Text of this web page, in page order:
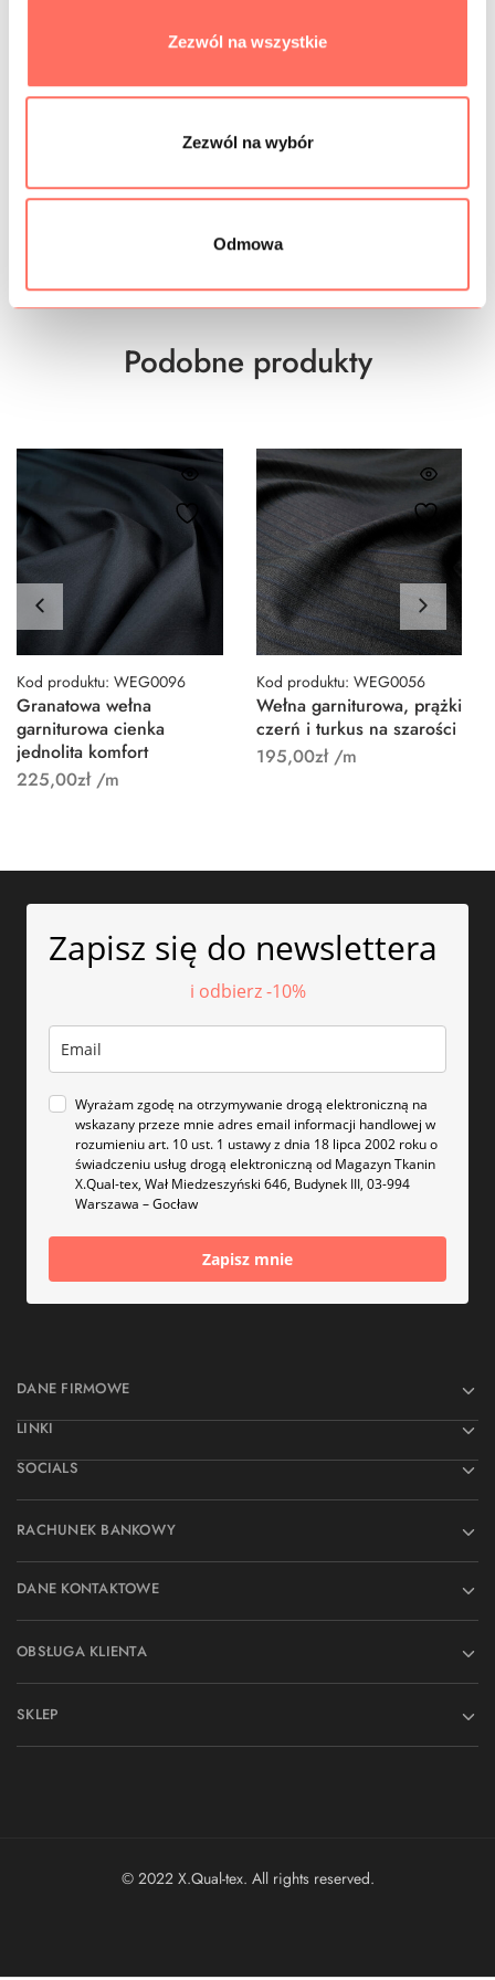
Zezwól na wszystkie
Zezwól na wybór
Odmowa
GRAMATURA
Podobne produkty
Kod produktu: WEG0096
Granatowa wełna
garniturowa cienka
jednolita komfort
225,00zł/m
Kod produktu: WEG0056
Wełna garniturowa, prążki
czerń i turkus na szarości
195,00zł/m
Zapisz się do newslettera
i odbierz -10%
Wyrażam zgodę na otrzymywanie drogą elektroniczną na
wskazany przeze mnie adres email informacji handlowej w
rozumieniu art. 10 ust. 1 ustawy z dnia 18 lipca 2002 roku o
świadczeniu usług drogą elektroniczną od Magazyn Tkanin
X.Qual-tex, Wał Miedzeszyński 646, Budynek III, 03-994
Warszawa – Gocław
Zapisz mnie
DANE FIRMOWE
LINKI
SOCIALS
RACHUNEK BANKOWY
DANE KONTAKTOWE
OBSŁUGA KLIENTA
SKLEP
© 2022 X.Qual-tex. All rights reserved.